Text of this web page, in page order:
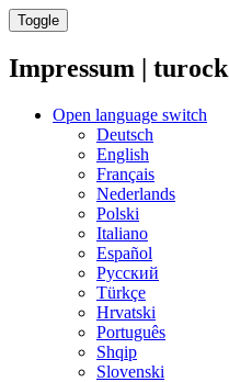
Toggle
Impressum | turock
Open language switch
Deutsch
English
Français
Nederlands
Polski
Italiano
Español
Русский
Türkçe
Hrvatski
Português
Shqip
Slovenski